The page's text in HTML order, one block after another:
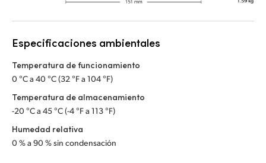
Especificaciones ambientales
Temperatura de funcionamiento
0 °C a 40 °C (32 °F a 104 °F)
Temperatura de almacenamiento
-20 °C a 45 °C (-4 °F a 113 °F)
Humedad relativa
0 % a 90 % sin condensación